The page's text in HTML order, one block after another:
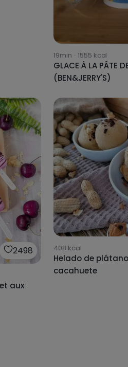
19min · 1555 kcal
GLACE À LA PÂTE
(BEN&JERRY'S)
2498
aux
408 kcal
Helado de
cacahuete